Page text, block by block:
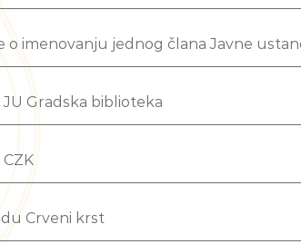
imenovanju jednog člana Javne
Gradska biblioteka
Crveni krst